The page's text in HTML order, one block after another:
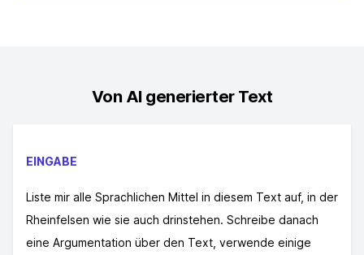
Von AI generierter Text
EINGABE
Liste mir alle Sprachlichen Mittel in diesem Text auf, in der
Rheinfelsen wie sie auch drinstehen. Schreibe danach
eine Argumentation über den Text, verwende einige